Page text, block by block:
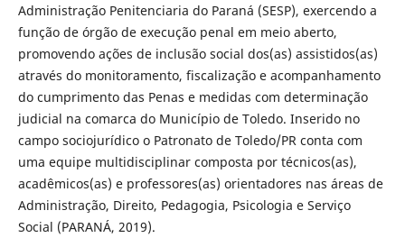
Administração Penitenciaria do Paraná (SESP), exercendo a
função de órgão de execução penal em meio aberto,
promovendo ações de inclusão social dos(as) assistidos(as)
através do monitoramento, fiscalização e acompanhamento
do cumprimento das Penas e medidas com determinação
judicial na comarca do Município de Toledo. Inserido no
campo sociojurídico o Patronato de Toledo/PR conta com
uma equipe multidisciplinar composta por técnicos(as),
acadêmicos(as) e professores(as) orientadores nas áreas de
Administração, Direito, Pedagogia, Psicologia e Serviço
Social (PARANÁ, 2019).